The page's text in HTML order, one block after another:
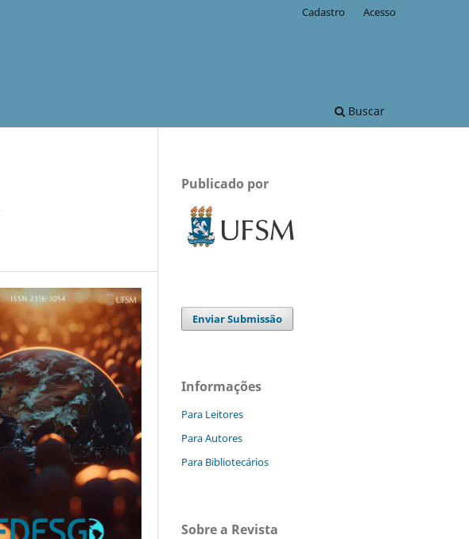
Buscar
Cadastro Acesso
Publicado por
Enviar Submissão
Informações
Para Leitores
Para Autores
Para Bibliotecários
Sobre a Revista